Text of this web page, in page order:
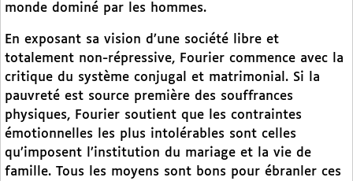
monde dominé par les hommes.
En exposant sa vision d’une société libre et
totalement non-répressive, Fourier commence avec la
critique du système conjugal et matrimonial. Si la
pauvreté est source première des souffrances
physiques, Fourier soutient que les contraintes
émotionnelles les plus intolérables sont celles
qu’imposent l’institution du mariage et la vie de
famille. Tous les moyens sont bons pour ébranler ces